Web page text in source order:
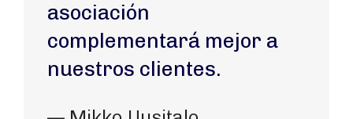
asociación
complementará mejor a
nuestros clientes.